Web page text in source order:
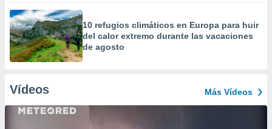
10 refugios climáticos en Europa para huir
del calor extremo durante las vacaciones
de agosto
Vídeos Más Vídeos